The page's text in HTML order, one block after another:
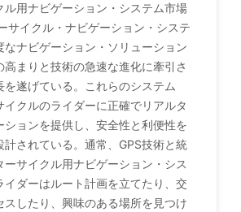
ル用ナビゲーション・システム市場
サイクル・ナビゲーション・システ
なナビゲーション・ソリューション
高まりと技術の急速な進化に牽引さ
を遂げている。これらのシステム
イクルのライダーに正確でリアルタ
ションを提供し、安全性と利便性を
計されている。通常、GPS技術と統
ーサイクル用ナビゲーション・シス
イダーはルート計画を立てたり、交
スしたり、興味のある場所を見つけ